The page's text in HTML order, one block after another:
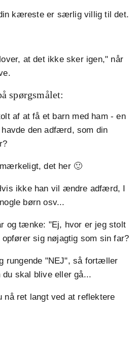
kæreste er særlig villig til det.
at det ikke sker igen," når
spørgsmålet:
af at få et barn med ham - en
den adfærd, som din
det her 🙂
ikke han vil ændre adfærd, I
børn osv...
og tænke: "Ej, hvor er jeg stolt
sig nøjagtig som sin far?
rungende "NEJ", så fortæller
du skal blive eller gå...
nå ret langt ved at reflektere